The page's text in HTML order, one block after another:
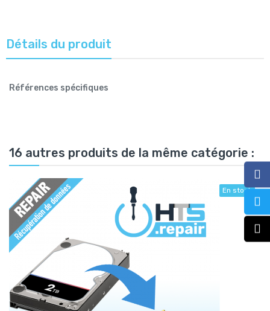
Détails du produit
Références spécifiques
16 autres produits de la même catégorie :
En stock